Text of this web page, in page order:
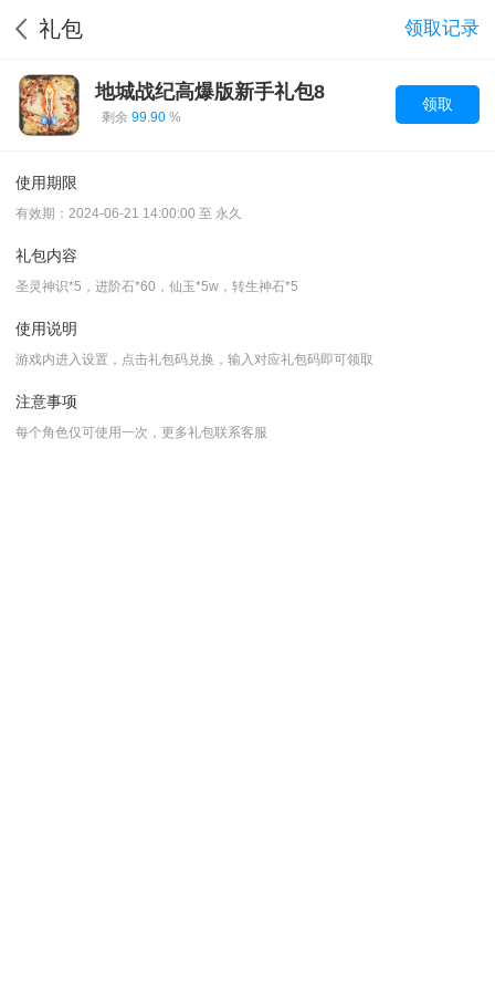
礼包 领取记录
地城战纪高爆版新手礼包8
剩余 99.90%
领取
使用期限
有效期：2024-06-21 14:00:00 至 永久
礼包内容
圣灵神识*5，进阶石*60，仙玉*5w，转生神石*5
使用说明
游戏内进入设置，点击礼包码兑换，输入对应礼包码即可领取
注意事项
每个角色仅可使用一次，更多礼包联系客服